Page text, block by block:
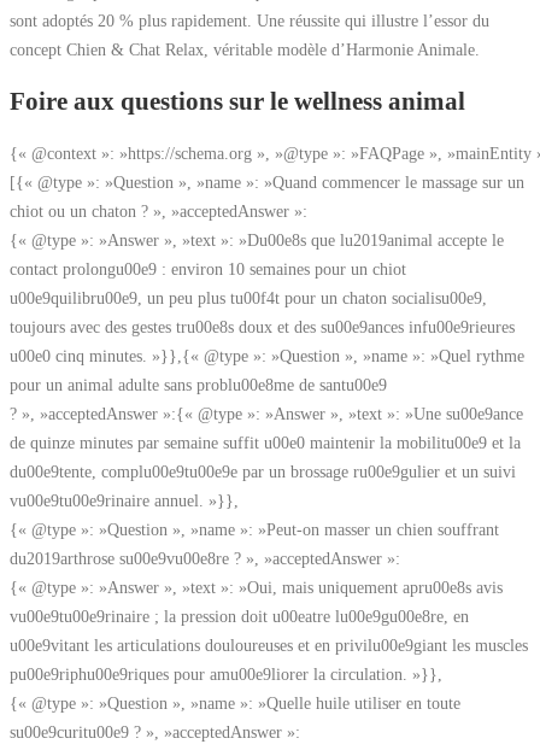
sont adoptés 20 % plus rapidement. Une réussite qui illustre l’essor du
concept Chien & Chat Relax, véritable modèle d’Harmonie Animale.
Foire aux questions sur le wellness animal
{« @context »: »https://schema.org », »@type »: »FAQPage », »mainEntity
[{« @type »: »Question », »name »: »Quand commencer le massage sur un
chiot ou un chaton ? », »acceptedAnswer »:
{« @type »: »Answer », »text »: »Du00e8s que lu2019animal accepte le
contact prolongu00e9 : environ 10 semaines pour un chiot
u00e9quilibru00e9, un peu plus tu00f4t pour un chaton socialisu00e9,
toujours avec des gestes tru00e8s doux et des su00e9ances infu00e9rieures
u00e0 cinq minutes. »}},{« @type »: »Question », »name »: »Quel rythme
pour un animal adulte sans problu00e8me de santu00e9
? », »acceptedAnswer »:{« @type »: »Answer », »text »: »Une su00e9ance
de quinze minutes par semaine suffit u00e0 maintenir la mobilitu00e9 et la
du00e9tente, complu00e9tu00e9e par un brossage ru00e9gulier et un suivi
vu00e9tu00e9rinaire annuel. »}},
{« @type »: »Question », »name »: »Peut-on masser un chien souffrant
du2019arthrose su00e9vu00e8re ? », »acceptedAnswer »:
{« @type »: »Answer », »text »: »Oui, mais uniquement apru00e8s avis
vu00e9tu00e9rinaire ; la pression doit u00eatre lu00e9gu00e8re, en
u00e9vitant les articulations douloureuses et en privilu00e9giant les muscles
pu00e9riphu00e9riques pour amu00e9liorer la circulation. »}},
{« @type »: »Question », »name »: »Quelle huile utiliser en toute
su00e9curitu00e9 ? », »acceptedAnswer »: